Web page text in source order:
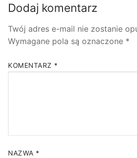
Dodaj komentarz
Twój adres e-mail nie zostanie
Wymagane pola są oznaczone *
KOMENTARZ *
NAZWA *